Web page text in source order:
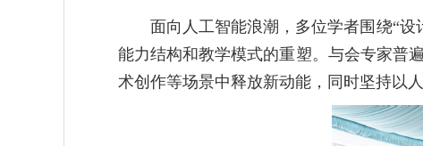
面向人工智能浪潮，多位学者围绕“
能力结构和教学模式的重塑。与会专家普
术创作等场景中释放新动能，同时坚持以